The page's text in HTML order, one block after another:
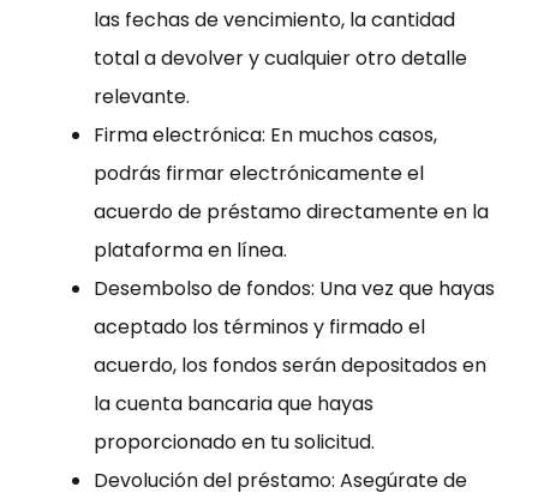
las fechas de vencimiento, la cantidad
total a devolver y cualquier otro detalle
relevante.
Firma electrónica: En muchos casos,
podrás firmar electrónicamente el
acuerdo de préstamo directamente en la
plataforma en línea.
Desembolso de fondos: Una vez que hayas
aceptado los términos y firmado el
acuerdo, los fondos serán depositados en
la cuenta bancaria que hayas
proporcionado en tu solicitud.
Devolución del préstamo: Asegúrate de